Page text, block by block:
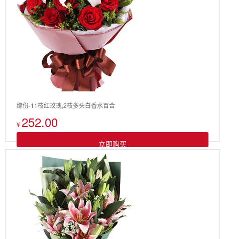
缘份-11枝红玫瑰,2枝多头白香水百合
¥252.00
立即购买